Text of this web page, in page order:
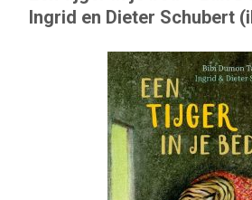
Ingrid en Dieter Schubert